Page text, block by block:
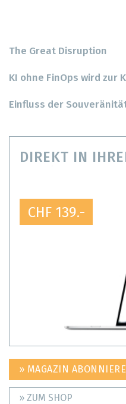
The Great Disruption
KI ohne FinOps wird zur
Einfluss der
DIREKT IN
CHF 139.-
» MAGAZIN
» ZUM SHOP